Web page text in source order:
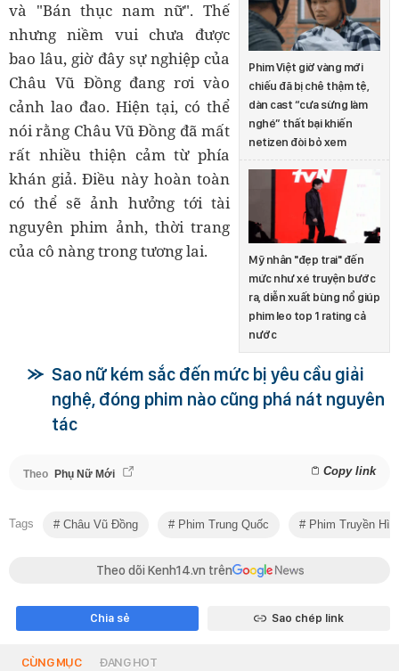
Phim Việt giờ vàng mới
chiếu đã bị chê thậm tệ,
dàn cast “cưa sừng làm
nghé” thất bại khiến
netizen đòi bỏ xem
Mỹ nhân "đẹp trai" đến
mức như xé truyện bước
ra, diễn xuất bùng nổ giúp
phim leo top 1 rating cả
nước
và "Bán thục nam nữ". Thế
nhưng niềm vui chưa được
bao lâu, giờ đây sự nghiệp của
Châu Vũ Đồng đang rơi vào
cảnh lao đao. Hiện tại, có thể
nói rằng Châu Vũ Đồng đã mất
rất nhiều thiện cảm từ phía
khán giả. Điều này hoàn toàn
có thể sẽ ảnh hưởng tới tài
nguyên phim ảnh, thời trang
của cô nàng trong tương lai.
Sao nữ kém sắc đến mức bị yêu cầu giải
nghệ, đóng phim nào cũng phá nát nguyên
tác
Theo Phụ Nữ Mới Copy link
Tags Châu Vũ Đồng Phim Trung Quốc Phim Truyền
Theo dõi Kenh14.vn trên
Chia sẻ Sao chép link
CÙNG MỤC ĐANG HOT